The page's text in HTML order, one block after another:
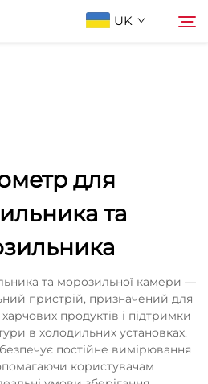
UK
для
та
та морозильної камери —
пристрій, призначений для
продуктів і підтримки
в холодильних установках.
постійне вимірювання
користувачам